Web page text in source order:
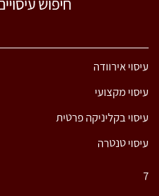
עיסוי אירוודה
עיסוי מקצועי
עיסוי בקליניקה פרטית
עיסוי טנטרה
7